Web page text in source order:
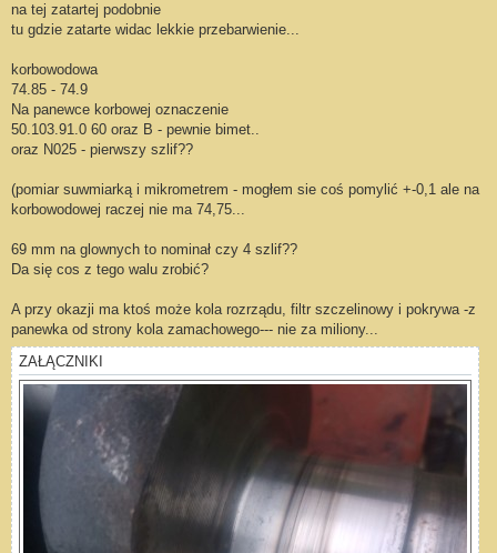
na tej zatartej podobnie
tu gdzie zatarte widac lekkie przebarwienie...
korbowodowa
74.85 - 74.9
Na panewce korbowej oznaczenie
50.103.91.0 60 oraz B - pewnie bimet..
oraz N025 - pierwszy szlif??
(pomiar suwmiarką i mikrometrem - mogłem sie coś pomylić +-0,1 ale na
korbowodowej raczej nie ma 74,75...
69 mm na glownych to nominał czy 4 szlif??
Da się cos z tego walu zrobić?
A przy okazji ma ktoś może kola rozrządu, filtr szczelinowy i pokrywa -z
panewka od strony kola zamachowego--- nie za miliony...
ZAŁĄCZNIKI